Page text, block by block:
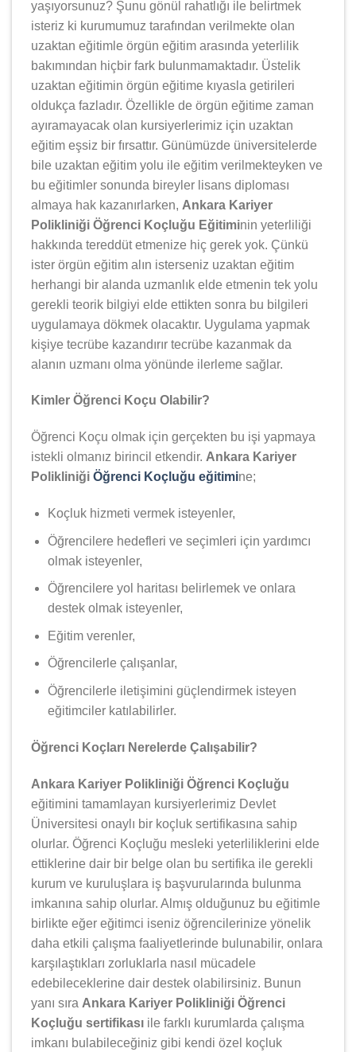
yaşıyorsunuz? Şunu gönül rahatlığı ile belirtmek
isteriz ki kurumumuz tarafından verilmekte olan
uzaktan eğitimle örgün eğitim arasında yeterlilik
bakımından hiçbir fark bulunmamaktadır. Üstelik
uzaktan eğitimin örgün eğitime kıyasla getirileri
oldukça fazladır. Özellikle de örgün eğitime zaman
ayıramayacak olan kursiyerlerimiz için uzaktan
eğitim eşsiz bir fırsattır. Günümüzde üniversitelerde
bile uzaktan eğitim yolu ile eğitim verilmekteyken ve
bu eğitimler sonunda bireyler lisans diploması
almaya hak kazanırlarken, Ankara Kariyer
Polikliniği Öğrenci Koçluğu Eğitiminin yeterliliği
hakkında tereddüt etmenize hiç gerek yok. Çünkü
ister örgün eğitim alın isterseniz uzaktan eğitim
herhangi bir alanda uzmanlık elde etmenin tek yolu
gerekli teorik bilgiyi elde ettikten sonra bu bilgileri
uygulamaya dökmek olacaktır. Uygulama yapmak
kişiye tecrübe kazandırır tecrübe kazanmak da
alanın uzmanı olma yönünde ilerleme sağlar.
Kimler Öğrenci Koçu Olabilir?
Öğrenci Koçu olmak için gerçekten bu işi yapmaya
istekli olmanız birincil etkendir. Ankara Kariyer
Polikliniği Öğrenci Koçluğu eğitimine;
Koçluk hizmeti vermek isteyenler,
Öğrencilere hedefleri ve seçimleri için yardımcı
olmak isteyenler,
Öğrencilere yol haritası belirlemek ve onlara
destek olmak isteyenler,
Eğitim verenler,
Öğrencilerle çalışanlar,
Öğrencilerle iletişimini güçlendirmek isteyen
eğitimciler katılabilirler.
Öğrenci Koçları Nerelerde Çalışabilir?
Ankara Kariyer Polikliniği Öğrenci Koçluğu
eğitimini tamamlayan kursiyerlerimiz Devlet
Üniversitesi onaylı bir koçluk sertifikasına sahip
olurlar. Öğrenci Koçluğu mesleki yeterliliklerini elde
ettiklerine dair bir belge olan bu sertifika ile gerekli
kurum ve kuruluşlara iş başvurularında bulunma
imkanına sahip olurlar. Almış olduğunuz bu eğitimle
birlikte eğer eğitimci iseniz öğrencilerinize yönelik
daha etkili çalışma faaliyetlerinde bulunabilir, onlara
karşılaştıkları zorluklarla nasıl mücadele
edebileceklerine dair destek olabilirsiniz. Bunun
yanı sıra Ankara Kariyer Polikliniği Öğrenci
Koçluğu sertifikası ile farklı kurumlarda çalışma
imkanı bulabileceğiniz gibi kendi özel koçluk